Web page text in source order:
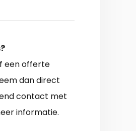
een offerte
dan direct
contact met
informatie.